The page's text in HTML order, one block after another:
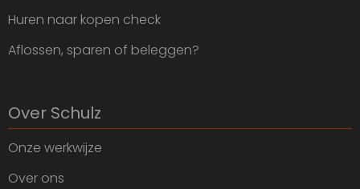
Huren naar kopen check
Aflossen, sparen of beleggen?
Over Schulz
Onze werkwijze
Over ons